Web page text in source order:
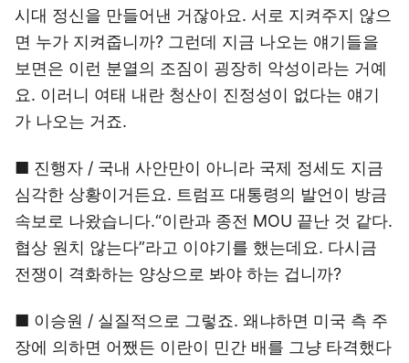
시대 정신을 만들어낸 거잖아요. 서로 지켜주지 않으
면 누가 지켜줍니까? 그런데 지금 나오는 얘기들을
보면은 이런 분열의 조짐이 굉장히 악성이라는 거예
요. 이러니 여태 내란 청산이 진정성이 없다는 얘기
가 나오는 거죠.
■ 진행자 / 국내 사안만이 아니라 국제 정세도 지금
심각한 상황이거든요. 트럼프 대통령의 발언이 방금
속보로 나왔습니다.“이란과 종전 MOU 끝난 것 같다.
협상 원치 않는다”라고 이야기를 했는데요. 다시금
전쟁이 격화하는 양상으로 봐야 하는 겁니까?
■ 이승원 / 실질적으로 그렇죠. 왜냐하면 미국 측 주
장에 의하면 어쨌든 이란이 민간 배를 그냥 타격했다